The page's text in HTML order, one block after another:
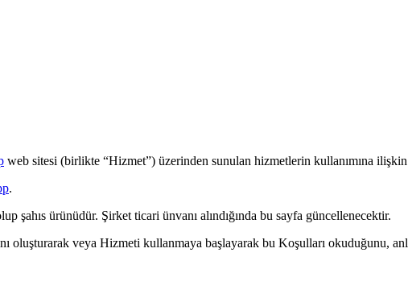
web sitesi (birlikte “Hizmet”) üzerinden sunulan hizmetlerin kullanımına ilişkin
.
şahıs ürünüdür. Şirket ticari ünvanı alındığında bu sayfa güncellenecektir.
oluşturarak veya Hizmeti kullanmaya başlayarak bu Koşulları okuduğunu,